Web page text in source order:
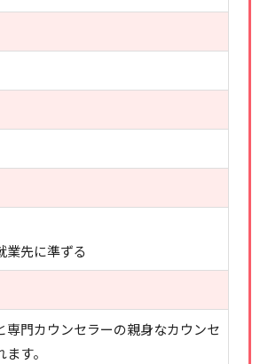
業先に準ずる
専門カウンセラーの親身なカウンセ
す。